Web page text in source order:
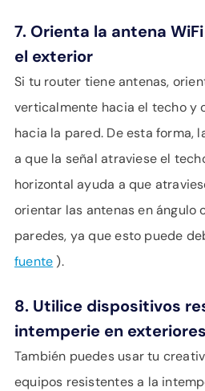
7. Orienta la antena
el exterior
Si tu router tiene antenas,
verticalmente hacia el techo y
hacia la pared. De esta forma,
a que la señal atraviese el
horizontal ayuda a que
orientar las antenas en ángulo
paredes, ya que esto puede
fuente).
8. Utilice dispositivos
intemperie en
También puedes usar tu
equipos resistentes a la